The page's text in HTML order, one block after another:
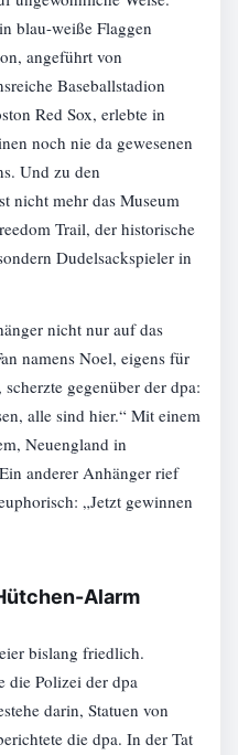
blau-weiße Flaggen
angeführt von
Baseballstadion
Red Sox, erlebte in
noch nie da gewesenen
Und zu den
nicht mehr das Museum
Trail, der historische
Dudelsackspieler in
nicht nur auf das
namens Noel, eigens für
gegenüber der dpa:
alle sind hier.“ Mit einem
Neuengland in
anderer Anhänger rief
„Jetzt gewinnen
Alarm
bislang friedlich.
die Polizei der dpa
darin, Statuen von
die dpa. In der Tat